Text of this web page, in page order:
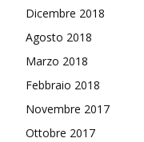
Dicembre 2018
Agosto 2018
Marzo 2018
Febbraio 2018
Novembre 2017
Ottobre 2017